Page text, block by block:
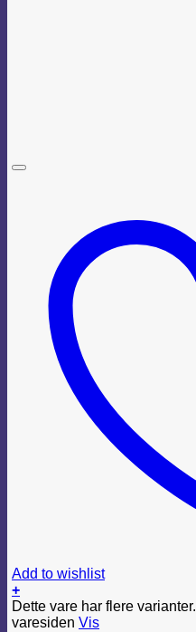
Add to wishlist
+
Dette vare har flere
varesiden Vis